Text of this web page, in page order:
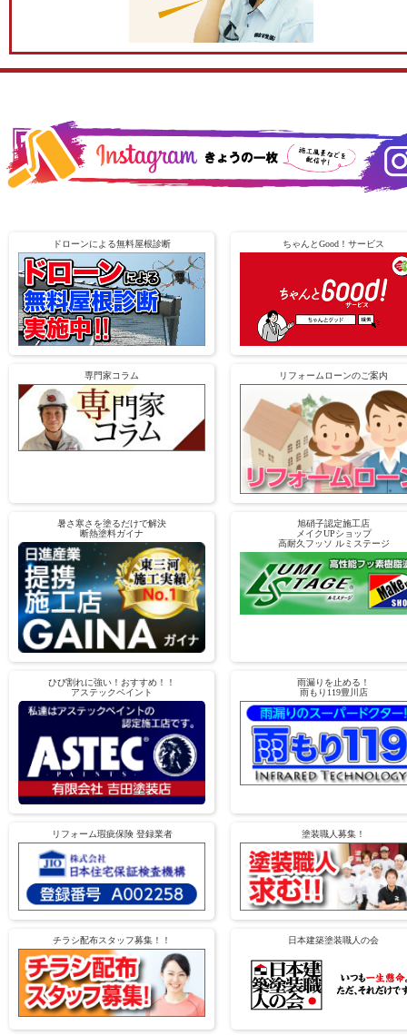
ドローンによる無料屋根診断 ちゃんとGood！サービス
専門家コラム リフォームローンのご案内
暑さ寒さを塗るだけで解決
断熱塗料ガイナ
旭硝子認定施工店
メイクUPショップ
高耐久フッソ ルミステージ
ひび割れに強い！おすすめ！！
アステックペイント
雨漏りを止める！
雨もり119豊川店
リフォーム瑕疵保険 登録業者 塗装職人募集！
チラシ配布スタッフ募集！！ 日本建築塗装職人の会